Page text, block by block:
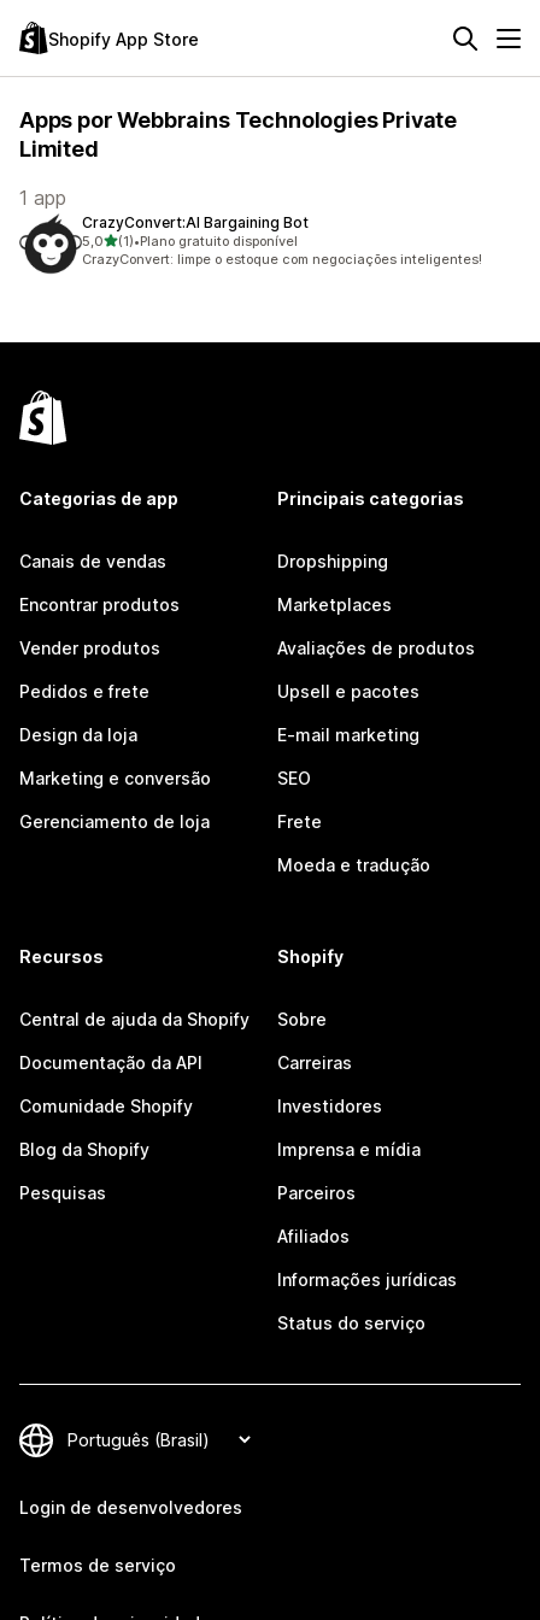
Shopify App Store
Apps por Webbrains Technologies Private
Limited
1 app
CrazyConvert:AI Bargaining Bot
5,0de 5 estrelas
(1)
1 avaliações ao todo
•Plano gratuito disponível
CrazyConvert: limpe o estoque com negociações inteligentes!
Categorias de app
Canais de vendas
Encontrar produtos
Vender produtos
Pedidos e frete
Design da loja
Marketing e conversão
Gerenciamento de loja
Principais categorias
Dropshipping
Marketplaces
Avaliações de produtos
Upsell e pacotes
E-mail marketing
SEO
Frete
Moeda e tradução
Recursos
Central de ajuda da Shopify
Documentação da API
Comunidade Shopify
Blog da Shopify
Pesquisas
Shopify
Sobre
Carreiras
Investidores
Imprensa e mídia
Parceiros
Afiliados
Informações jurídicas
Status do serviço
Login de desenvolvedores
Termos de serviço